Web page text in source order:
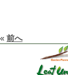
« 前へ